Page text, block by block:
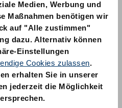
Medien, Werbung und
Maßnahmen benötigen wir
auf "Alle zustimmen"
dazu. Alternativ können
Einstellungen
Cookies zulassen.
erhalten Sie in unserer
jederzeit die Möglichkeit
quality.com
GmbH
6-14